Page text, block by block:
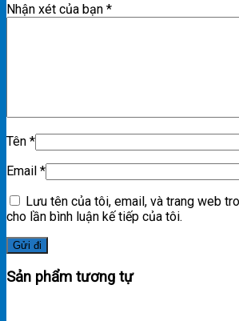
Nhận xét của bạn *
Tên *
Email *
Lưu tên của tôi, email, và trang web
cho lần bình luận kế tiếp của tôi.
Sản phẩm tương tự